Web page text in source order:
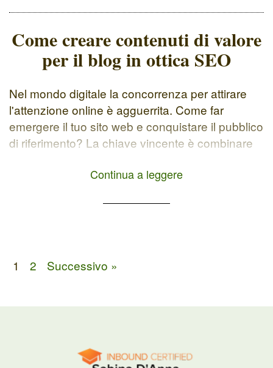
Come creare contenuti di valore
per il blog in ottica SEO
Nel mondo digitale la concorrenza per attirare
l'attenzione online è agguerrita. Come far
emergere il tuo sito web e conquistare il pubblico
di riferimento? La chiave vincente è combinare
Ovvero una strategia di marketing basata sulla
(utili e interessanti per […]
Continua a leggere
1 2 Successivo »